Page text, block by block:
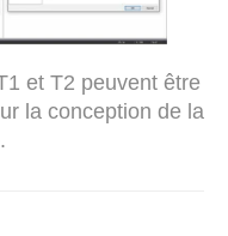
et T2 peuvent être
la conception de la